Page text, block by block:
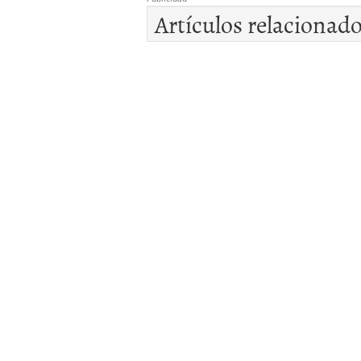
Artículos